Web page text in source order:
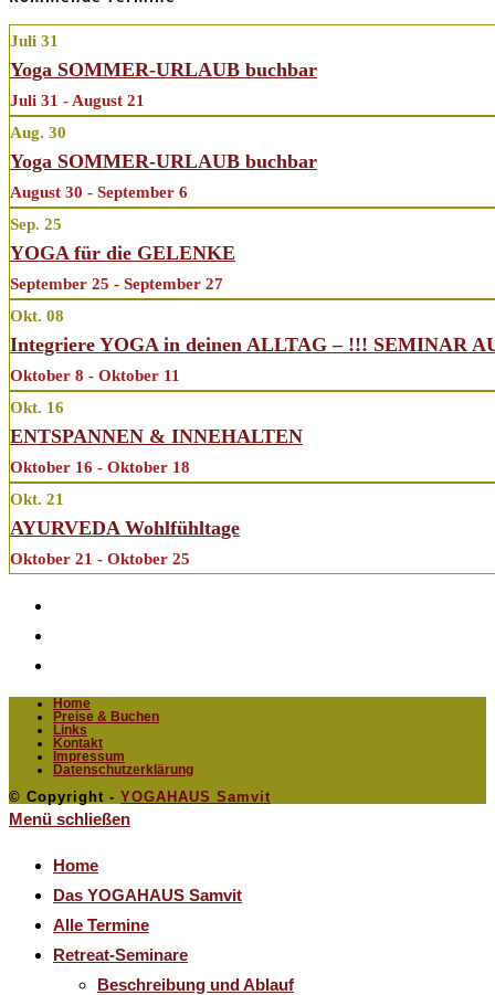
Juli 31
Yoga SOMMER-URLAUB buchbar
Juli 31 - August 21
Aug. 30
Yoga SOMMER-URLAUB buchbar
August 30 - September 6
Sep. 25
YOGA für die GELENKE
September 25 - September 27
Okt. 08
Integriere YOGA in deinen ALLTAG – !!! SEMINAR
Oktober 8 - Oktober 11
Okt. 16
ENTSPANNEN & INNEHALTEN
Oktober 16 - Oktober 18
Okt. 21
AYURVEDA Wohlfühltage
Oktober 21 - Oktober 25
Home
Preise & Buchen
Links
Kontakt
Impressum
Datenschutzerklärung
© Copyright - YOGAHAUS Samvit
Menü schließen
Home
Das YOGAHAUS Samvit
Alle Termine
Retreat-Seminare
Beschreibung und Ablauf